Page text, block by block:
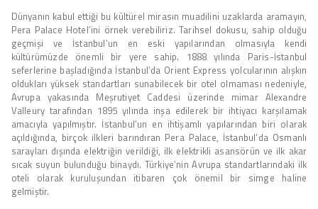
Dünyanın kabul ettiği bu kültürel mirasın muadilini uzaklarda aramayın,
Pera Palace Hotel’ini örnek verebiliriz. Tarihsel dokusu, sahip olduğu
geçmişi ve İstanbul’un en eski yapılarından olmasıyla kendi
kültürümüzde önemli bir yere sahip. 1888 yılında Paris-İstanbul
seferlerine başladığında İstanbul’da Orient Express yolcularının alışkın
oldukları yüksek standartları sunabilecek bir otel olmaması nedeniyle,
Avrupa yakasında Meşrutiyet Caddesi üzerinde mimar Alexandre
Valleury tarafından 1895 yılında inşa edilerek bir ihtiyacı karşılamak
amacıyla yapılmıştır. İstanbul’un en ihtişamlı yapılarından biri olarak
açıldığında, birçok ilkleri barındıran Pera Palace, İstanbul’da Osmanlı
sarayları dışında elektriğin verildiği, ilk elektrikli asansörün ve ilk akar
sıcak suyun bulunduğu binaydı. Türkiye’nin Avrupa standartlarındaki ilk
oteli olarak kuruluşundan itibaren çok önemil bir simge haline
gelmiştir.